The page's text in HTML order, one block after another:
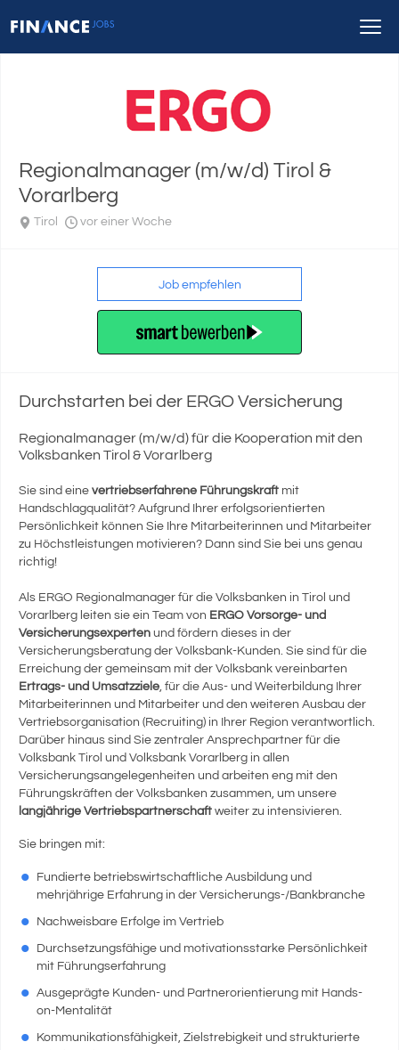
Regionalmanager (m/w/d) Tirol &
Vorarlberg
Tirol vor einer Woche
Job empfehlen
Durchstarten bei der ERGO Versicherung
Regionalmanager (m/w/d) für die Kooperation mit den
Volksbanken Tirol & Vorarlberg
Sie sind eine vertriebserfahrene Führungskraft mit
Handschlagqualität? Aufgrund Ihrer erfolgsorientierten
Persönlichkeit können Sie Ihre Mitarbeiterinnen und Mitarbeiter
zu Höchstleistungen motivieren? Dann sind Sie bei uns genau
richtig!
Als ERGO Regionalmanager für die Volksbanken in Tirol und
Vorarlberg leiten sie ein Team von ERGO Vorsorge- und
Versicherungsexperten und fördern dieses in der
Versicherungsberatung der Volksbank-Kunden. Sie sind für die
Erreichung der gemeinsam mit der Volksbank vereinbarten
Ertrags- und Umsatzziele, für die Aus- und Weiterbildung Ihrer
Mitarbeiterinnen und Mitarbeiter und den weiteren Ausbau der
Vertriebsorganisation (Recruiting) in Ihrer Region verantwortlich.
Darüber hinaus sind Sie zentraler Ansprechpartner für die
Volksbank Tirol und Volksbank Vorarlberg in allen
Versicherungsangelegenheiten und arbeiten eng mit den
Führungskräften der Volksbanken zusammen, um unsere
langjährige Vertriebspartnerschaft weiter zu intensivieren.
Sie bringen mit:
Fundierte betriebswirtschaftliche Ausbildung und
mehrjährige Erfahrung in der Versicherungs-/Bankbranche
Nachweisbare Erfolge im Vertrieb
Durchsetzungsfähige und motivationsstarke Persönlichkeit
mit Führungserfahrung
Ausgeprägte Kunden- und Partnerorientierung mit Hands-
on-Mentalität
Kommunikationsfähigkeit, Zielstrebigkeit und strukturierte